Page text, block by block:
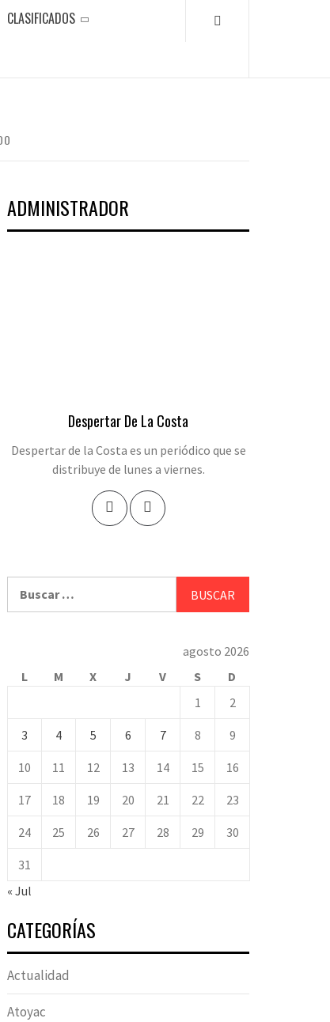
CLASIFICADOS
ADMINISTRADOR
Despertar De La Costa
Despertar de la Costa es un periódico que se
distribuye de lunes a viernes.
agosto 2026
L
M X J V S
D
1
2
3 4 5 6 7 8 9
10 11 12 13 14 15 16
17 18 19 20 21 22 23
24 25 26 27 28 29 30
31
« Jul
CATEGORÍAS
Actualidad
Atoyac